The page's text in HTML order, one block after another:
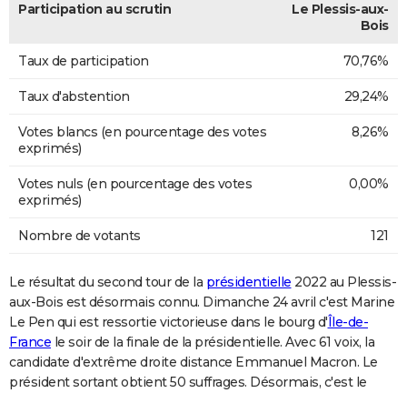
Participation au scrutin
Le Plessis-aux-
Bois
Taux de participation 70,76%
Taux d'abstention 29,24%
Votes blancs (en pourcentage des votes
exprimés)
8,26%
Votes nuls (en pourcentage des votes
exprimés)
0,00%
Nombre de votants 121
Le résultat du second tour de la présidentielle 2022 au Plessis-
aux-Bois est désormais connu. Dimanche 24 avril c'est Marine
Le Pen qui est ressortie victorieuse dans le bourg d'Île-de-
France le soir de la finale de la présidentielle. Avec 61 voix, la
candidate d'extrême droite distance Emmanuel Macron. Le
président sortant obtient 50 suffrages. Désormais, c'est le